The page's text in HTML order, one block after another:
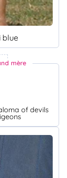
blue
mère
of devils